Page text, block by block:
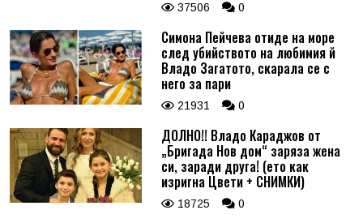
37506 0
Симона Пейчева отиде на море
след убийството на любимия й
Владо Загатото, скарала се с
него за пари
21931 0
ДОЛНО!! Владо Караджов от
„Бригада Нов дом“ заряза жена
си, заради друга! (ето как
изригна Цвети + СНИМКИ)
18725 0